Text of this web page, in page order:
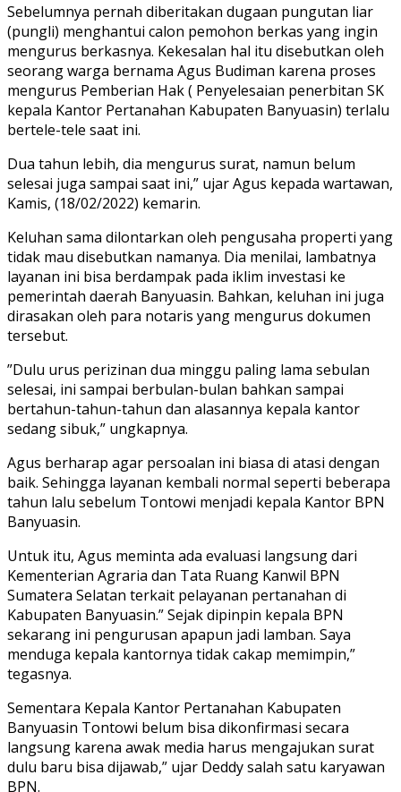
Sebelumnya pernah diberitakan dugaan pungutan liar
(pungli) menghantui calon pemohon berkas yang ingin
mengurus berkasnya. Kekesalan hal itu disebutkan oleh
seorang warga bernama Agus Budiman karena proses
mengurus Pemberian Hak ( Penyelesaian penerbitan SK
kepala Kantor Pertanahan Kabupaten Banyuasin) terlalu
bertele-tele saat ini.
Dua tahun lebih, dia mengurus surat, namun belum
selesai juga sampai saat ini,” ujar Agus kepada wartawan,
Kamis, (18/02/2022) kemarin.
Keluhan sama dilontarkan oleh pengusaha properti yang
tidak mau disebutkan namanya. Dia menilai, lambatnya
layanan ini bisa berdampak pada iklim investasi ke
pemerintah daerah Banyuasin. Bahkan, keluhan ini juga
dirasakan oleh para notaris yang mengurus dokumen
tersebut.
”Dulu urus perizinan dua minggu paling lama sebulan
selesai, ini sampai berbulan-bulan bahkan sampai
bertahun-tahun-tahun dan alasannya kepala kantor
sedang sibuk,” ungkapnya.
Agus berharap agar persoalan ini biasa di atasi dengan
baik. Sehingga layanan kembali normal seperti beberapa
tahun lalu sebelum Tontowi menjadi kepala Kantor BPN
Banyuasin.
Untuk itu, Agus meminta ada evaluasi langsung dari
Kementerian Agraria dan Tata Ruang Kanwil BPN
Sumatera Selatan terkait pelayanan pertanahan di
Kabupaten Banyuasin.” Sejak dipinpin kepala BPN
sekarang ini pengurusan apapun jadi lamban. Saya
menduga kepala kantornya tidak cakap memimpin,”
tegasnya.
Sementara Kepala Kantor Pertanahan Kabupaten
Banyuasin Tontowi belum bisa dikonfirmasi secara
langsung karena awak media harus mengajukan surat
dulu baru bisa dijawab,” ujar Deddy salah satu karyawan
BPN.